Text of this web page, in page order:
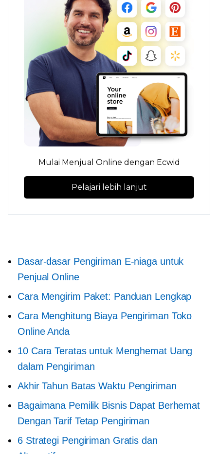
Mulai Menjual Online dengan Ecwid
Pelajari lebih lanjut
Dasar-dasar Pengiriman E-niaga untuk
Penjual Online
Cara Mengirim Paket: Panduan Lengkap
Cara Menghitung Biaya Pengiriman Toko
Online Anda
10 Cara Teratas untuk Menghemat Uang
dalam Pengiriman
Akhir Tahun Batas Waktu Pengiriman
Bagaimana Pemilik Bisnis Dapat Berhemat
DenganTarif Tetap Pengiriman
6 Strategi Pengiriman Gratis dan